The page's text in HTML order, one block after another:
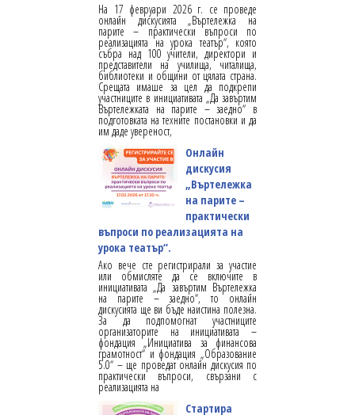
На 17 февруари 2026 г. се проведе
онлайн дискусията „Въртележка на
парите – практически въпроси по
реализацията на урока театър“, която
събра над 100 учители, директори и
представители на училища, читалища,
библиотеки и общини от цялата страна.
Срещата имаше за цел да подкрепи
участниците в инициативата „Да завъртим
Въртележката на парите – заедно“ в
подготовката на техните постановки и да
им даде увереност,
Онлайн
дискусия
„Въртележка
на парите –
практически
въпроси по реализацията на
урока театър“.
Ако вече сте регистрирали за участие
или обмисляте да се включите в
инициативата „Да завъртим Въртележка
на парите – заедно“, то онлайн
дискусията ще ви бъде наистина полезна.
За да подпомогнат участниците
организаторите на инициативата –
фондация „Инициатива за финансова
грамотност“ и фондация „Образование
5.0“ – ще проведат онлайн дискусия по
практически въпроси, свързани с
реализацията на
Стартира